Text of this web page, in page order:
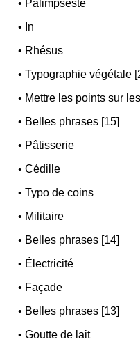
• Palimpseste
• In
• Rhésus
•Typographie végétale
• Mettre les points sur
• Belles phrases [15]
• Pâtisserie
•Cédille
•Typo de coins
• Militaire
• Belles phrases [14]
• Électricité
• Façade
• Belles phrases [13]
•Goutte de lait